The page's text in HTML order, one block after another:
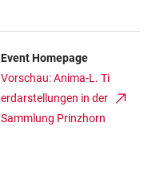
Event Homepage
Vorschau: Anima-L. Ti
erdarstellungen in der
Sammlung Prinzhorn